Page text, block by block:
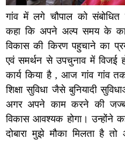
गांव में लगे चौपाल को
कहा कि अपने अल्प समय के
विकास की किरण पहुचाने का
एवं समर्थन से उपचुनाव में विजई
कार्य किया है , आज गांव गांव
शिक्षा सुविधा जैसे बुनियादी
अगर अपने काम करने की
विकास आवश्यक होगा। उन्होंने
दोबारा मुझे मौका मिलता है तो